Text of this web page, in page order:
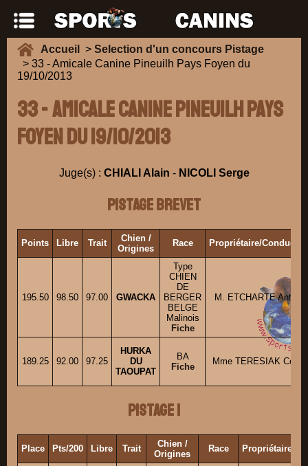
Accueil > Selection d'un concours Pistage
> 33 - Amicale Canine Pineuilh Pays Foyen du
19/10/2013
33 - Amicale Canine Pineuilh Pays
Foyen du 19/10/2013
Juge(s) : CHIALI Alain - NICOLI Serge
Pistage Brevet
Points Libre Trait
Chien /
Origines
Race Propriétaire/
195.50 98.50 97.00 GWACKA
Type
CHIEN
DE
BERGER
BELGE
Malinois
Fiche
M. ETCHARTE Antony
189.25 92.00 97.25
HURKA
DU
TAOUPAT
BA
Fiche
Mme TERESIAK Céline
Pistage 1
Place Pts/200 Libre Trait
Chien /
Origines
Race Propriétaire/